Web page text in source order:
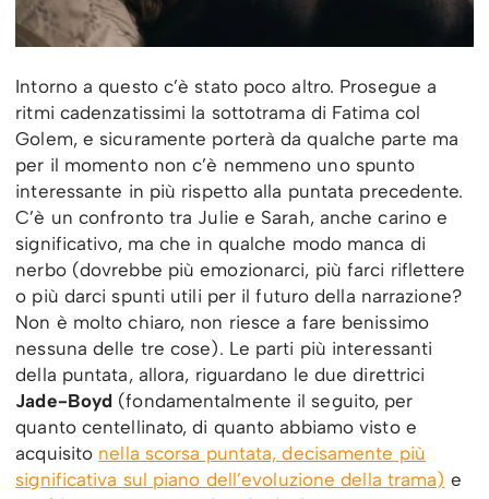
Intorno a questo c’è stato poco altro. Prosegue a
ritmi cadenzatissimi la sottotrama di Fatima col
Golem, e sicuramente porterà da qualche parte ma
per il momento non c’è nemmeno uno spunto
interessante in più rispetto alla puntata precedente.
C’è un confronto tra Julie e Sarah, anche carino e
significativo, ma che in qualche modo manca di
nerbo (dovrebbe più emozionarci, più farci riflettere
o più darci spunti utili per il futuro della narrazione?
Non è molto chiaro, non riesce a fare benissimo
nessuna delle tre cose). Le parti più interessanti
della puntata, allora, riguardano le due direttrici
Jade-Boyd (fondamentalmente il seguito, per
quanto centellinato, di quanto abbiamo visto e
acquisito nella scorsa puntata, decisamente più
significativa sul piano dell’evoluzione della trama) e